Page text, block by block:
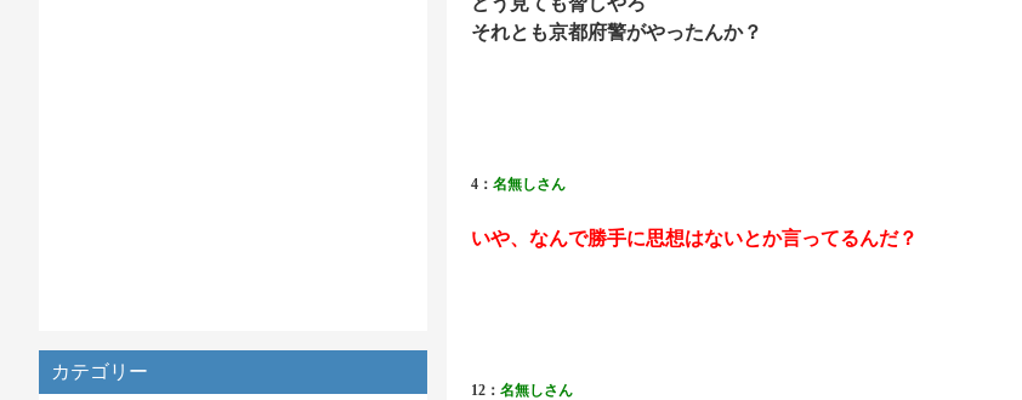
カテゴリー
それとも京都府警がやったんか？
4： 名無しさん
いや、なんで勝手に思想はないとか言ってるんだ？
12： 名無しさん